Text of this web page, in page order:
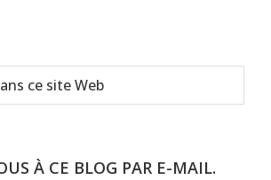
À CE BLOG PAR E-MAIL.